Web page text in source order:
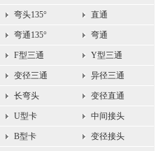
弯头135° 直通
弯通135° 弯通
F型三通 Y型三通
变径三通 异径三通
长弯头 变径直通
U型卡 中间接头
B型卡 变径接头